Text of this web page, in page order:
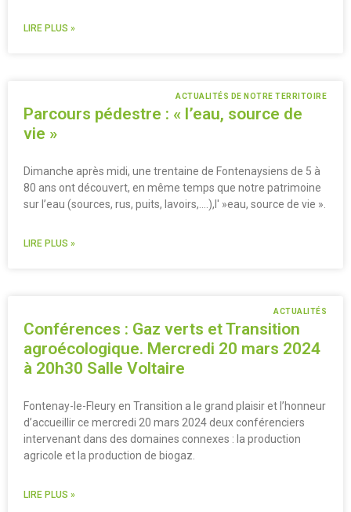
LIRE PLUS »
ACTUALITÉS DE NOTRE TERRITOIRE
Parcours pédestre : « l’eau, source de
vie »
Dimanche après midi, une trentaine de Fontenaysiens de 5 à
80 ans ont découvert, en même temps que notre patrimoine
sur l’eau (sources, rus, puits, lavoirs,….),l' »eau, source de vie ».
LIRE PLUS »
ACTUALITÉS
Conférences : Gaz verts et Transition
agroécologique. Mercredi 20 mars 2024
à 20h30 Salle Voltaire
Fontenay-le-Fleury en Transition a le grand plaisir et l’honneur
d’accueillir ce mercredi 20 mars 2024 deux conférenciers
intervenant dans des domaines connexes : la production
agricole et la production de biogaz.
LIRE PLUS »